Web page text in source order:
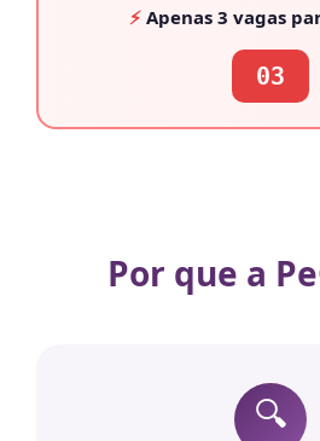
⚡Apenas 3 vagas
03
Por que a
🔍